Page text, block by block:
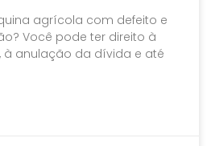
agrícola com defeito e
Você pode ter direito à
à anulação da dívida e até